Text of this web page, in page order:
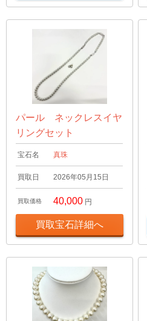
パール ネックレスイヤ
リングセット
宝石名 真珠
買取日 2026年05月15日
買取価格 40,000 円
買取宝石詳細へ